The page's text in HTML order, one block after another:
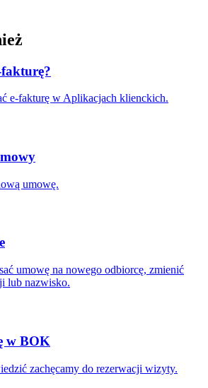
e-fakturę w Aplikacjach klienckich.
umowę.
umowę na nowego odbiorcę, zmienić
lub nazwisko.
w BOK
zachęcamy do rezerwacji wizyty.